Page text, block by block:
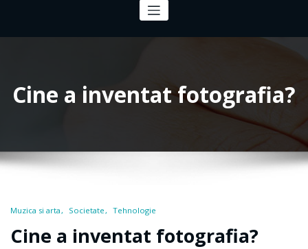
Cine a inventat fotografia?
Muzica si arta Societate Tehnologie
Cine a inventat fotografia?